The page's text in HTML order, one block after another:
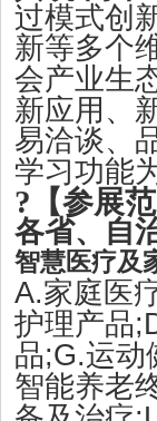
过模式创
新等多个
会产业生
新应用、
易洽谈、
学习功能
? 【参展
各省、自
智慧医疗及
A.家庭医
护理产品
品;G.运动
智能养老